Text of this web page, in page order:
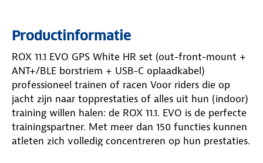
Productinformatie
ROX 11.1 EVO GPS White HR set (out-front-mount +
ANT+/BLE borstriem + USB-C oplaadkabel)
professioneel trainen of racen Voor riders die op
jacht zijn naar topprestaties of alles uit hun (indoor)
training willen halen: de ROX 11.1. EVO is de perfecte
trainingspartner. Met meer dan 150 functies kunnen
atleten zich volledig concentreren op hun prestaties.